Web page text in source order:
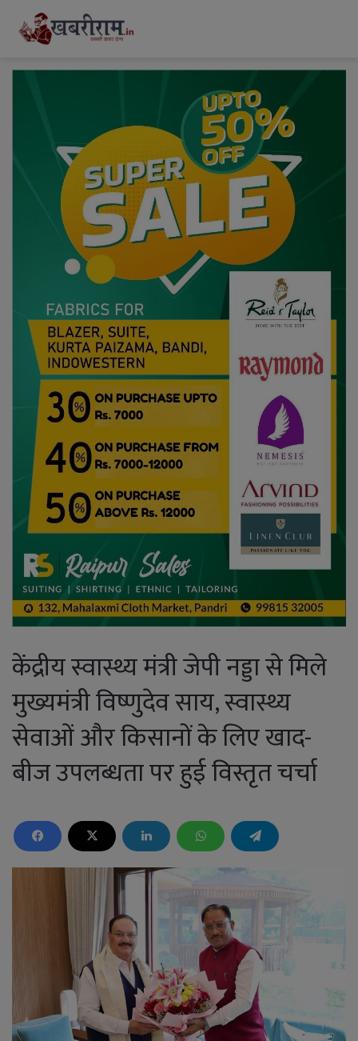
केंद्रीय स्वास्थ्य मंत्री जेपी नड्डा से मिले
मुख्यमंत्री विष्णुदेव साय, स्वास्थ्य
सेवाओं और किसानों के लिए खाद-
बीज उपलब्धता पर हुई विस्तृत चर्चा